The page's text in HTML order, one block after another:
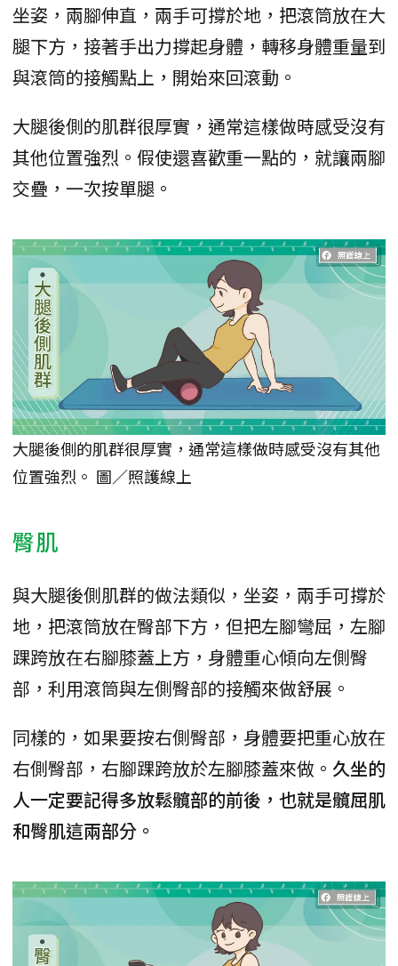
坐姿，兩腳伸直，兩手可撐於地，把滾筒放在大
腿下方，接著手出力撐起身體，轉移身體重量到
與滾筒的接觸點上，開始來回滾動。
大腿後側的肌群很厚實，通常這樣做時感受沒有
其他位置強烈。假使還喜歡重一點的，就讓兩腳
交疊，一次按單腿。
大腿後側的肌群很厚實，通常這樣做時感受沒有其他
位置強烈。 圖／照護線上
臀肌
與大腿後側肌群的做法類似，坐姿，兩手可撐於
地，把滾筒放在臀部下方，但把左腳彎屈，左腳
踝跨放在右腳膝蓋上方，身體重心傾向左側臀
部，利用滾筒與左側臀部的接觸來做舒展。
同樣的，如果要按右側臀部，身體要把重心放在
右側臀部，右腳踝跨放於左腳膝蓋來做。 久坐的
人一定要記得多放鬆髖部的前後，也就是髖屈肌
和臀肌這兩部分。